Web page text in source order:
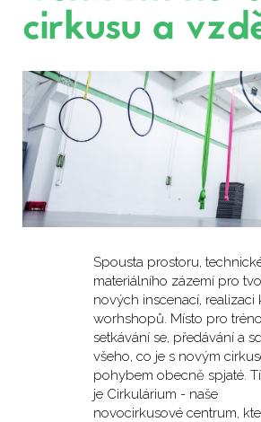
cirkusu a
Spousta prostoru,
materiálního zázemí pro
nových inscenací, realizaci
worhshopů. Místo pro
setkávání se, předávání a
všeho, co je s novým
pohybem obecně spjaté.
je Cirkulárium - naše
novocirkusové centrum,